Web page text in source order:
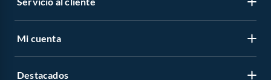
Mi cuenta
Destacados